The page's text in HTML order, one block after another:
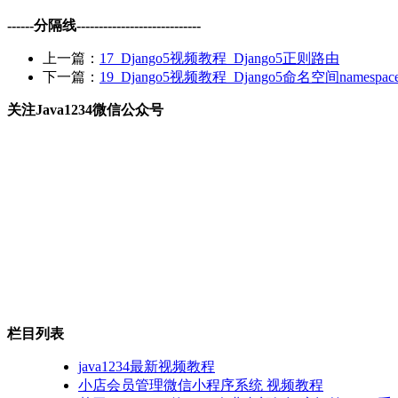
------分隔线----------------------------
上一篇： 17_Django5视频教程_Django5正则路由
下一篇： 19_Django5视频教程_Django5命名空间
关注Java1234微信公众号
栏目列表
java1234最新视频教程
小店会员管理微信小程序系统 视频教程